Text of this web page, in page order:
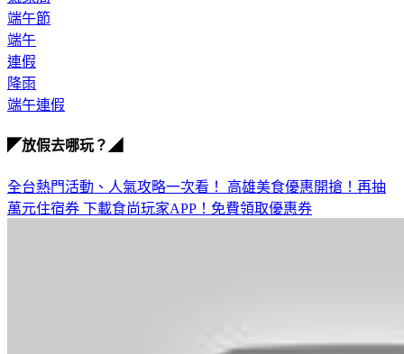
氣象局
端午節
端午
連假
降雨
全台熱門活動、人氣攻略一次看！高雄美食優惠開搶！再抽